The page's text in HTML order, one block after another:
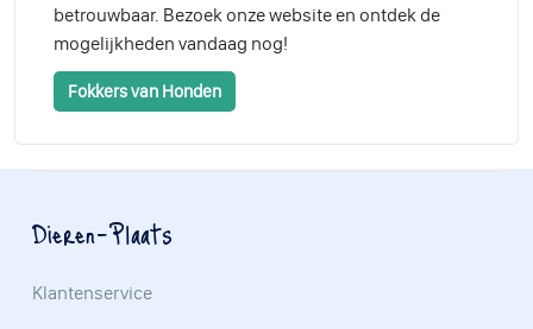
betrouwbaar. Bezoek onze website en ontdek de
mogelijkheden vandaag nog!
Fokkers van Honden
Dieren-Plaats
Klantenservice